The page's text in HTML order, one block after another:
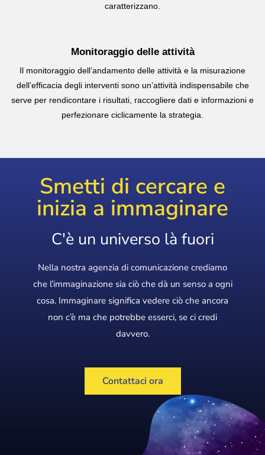
caratterizzano.
Monitoraggio delle attività
Il monitoraggio dell’andamento delle attività e la misurazione
dell’efficacia degli interventi sono un’attività indispensabile che
serve per rendicontare i risultati, raccogliere dati e informazioni e
perfezionare ciclicamente la strategia.
Smetti di cercare e
inizia a immaginare
C'è un universo là fuori
Nella nostra agenzia di comunicazione crediamo
che l’immaginazione sia ciò che dà un senso a ogni
cosa. Immaginare significa vedere ciò che ancora
non c’è ma che potrebbe esserci, se ci credi
davvero.
Contattaci ora